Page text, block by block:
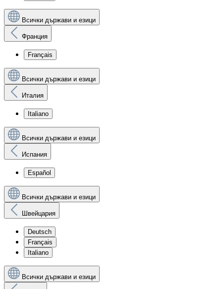
Всички държави и езици
Франция
Français
Всички държави и езици
Италия
Italiano
Всички държави и езици
Испания
Español
Всички държави и езици
Швейцария
Deutsch
Français
Italiano
Всички държави и езици